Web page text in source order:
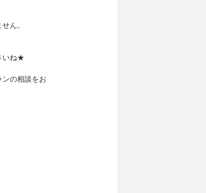
ん。
いね★
の相談をお